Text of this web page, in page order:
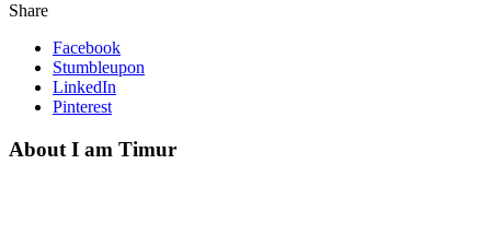
Share
Facebook
Stumbleupon
LinkedIn
Pinterest
About I am Timur